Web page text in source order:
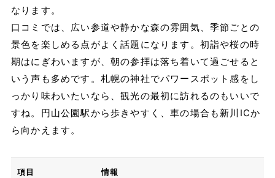
なります。
口コミでは、広い参道や静かな森の雰囲気、季節ごとの
景色を楽しめる点がよく話題になります。初詣や桜の時
期はにぎわいますが、朝の参拝は落ち着いて過ごせると
いう声も多めです。札幌の神社でパワースポット感をし
っかり味わいたいなら、観光の最初に訪れるのもいいで
すね。円山公園駅から歩きやすく、車の場合も新川ICか
ら向かえます。
項目 情報